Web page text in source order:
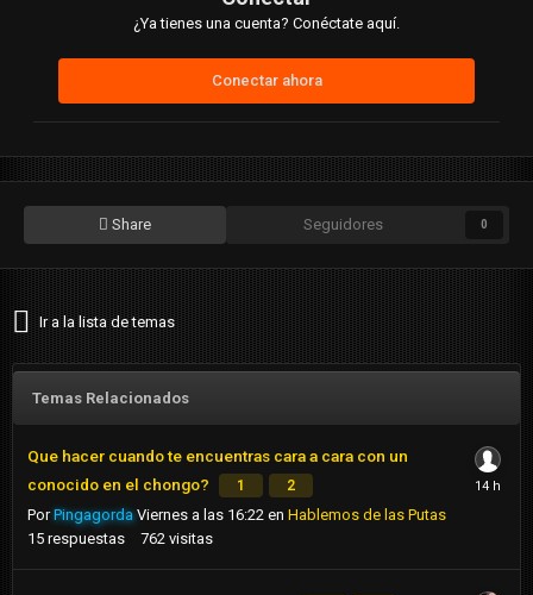
¿Ya tienes una cuenta? Conéctate aquí.
Conectar ahora
Share Seguidores 0
Ir a la lista de temas
Temas Relacionados
Que hacer cuando te encuentras cara a cara con un
conocido en el chongo?
1 2
PorPingagorda Viernes a las 16:22 en Hablemos de las Putas
15 respuestas 762 visitas